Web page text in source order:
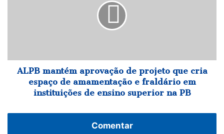
de
amamentação
instituições
ALPB mantém aprovação de projeto que cria
espaço de amamentação e fraldário em
instituições de ensino superior na PB
Comentar